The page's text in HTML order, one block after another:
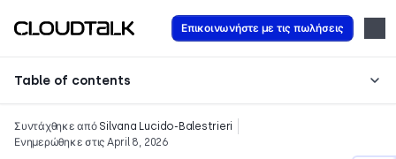
Επικοινωνήστε με τις πωλήσεις
Table of contents
Συντάχθηκε από Silvana Lucido-Balestrieri
Ενημερώθηκε στις April 8, 2026